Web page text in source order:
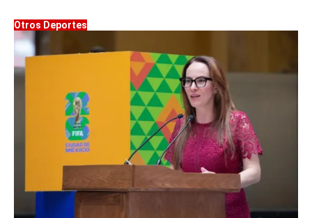
Otros Deportes